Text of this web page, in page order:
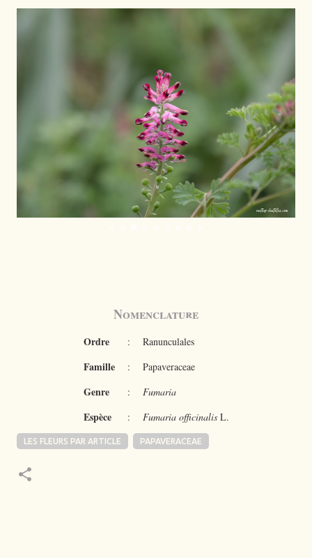
Nomenclature
Ordre : Ranunculales
Famille : Papaveraceae
Genre : Fumaria
Espèce : Fumaria officinalisL.
LES FLEURS PAR ARTICLE PAPAVERACEAE